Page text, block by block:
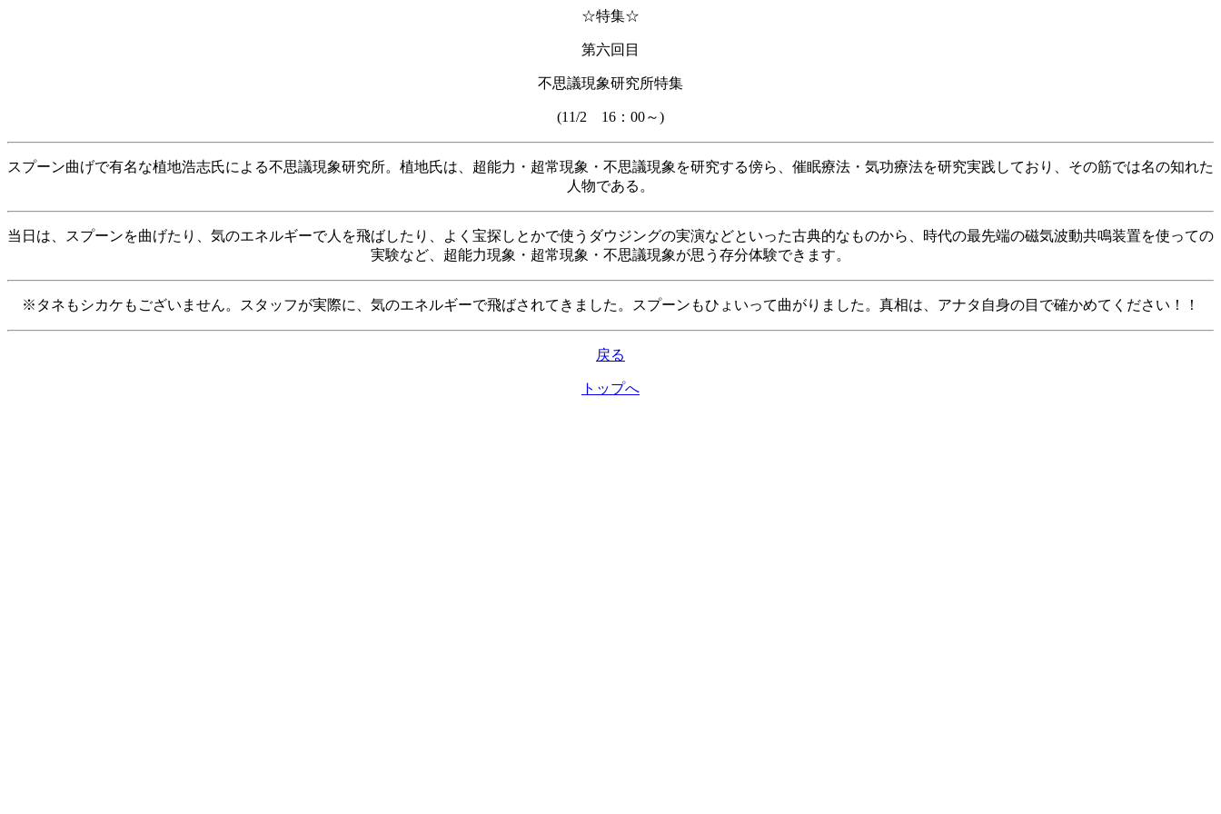
☆特集☆
第六回目
不思議現象研究所特集
(11/2 16：00～)
スプーン曲げで有名な植地浩志氏による不思議現象研究所。植地氏は、超能力・超常現象・不思議現象を研究する傍ら、催眠療法・気功療法を研究実践しており、その筋では名の知れた
人物である。
当日は、スプーンを曲げたり、気のエネルギーで人を飛ばしたり、よく宝探しとかで使うダウジングの実演などといった古典的なものから、時代の最先端の磁気波動共鳴装置を使っての
実験など、超能力現象・超常現象・不思議現象が思う存分体験できます。
※タネもシカケもございません。スタッフが実際に、気のエネルギーで飛ばされてきました。スプーンもひょいって曲がりました。真相は、アナタ自身の目で確かめてください！！
戻る
トップへ